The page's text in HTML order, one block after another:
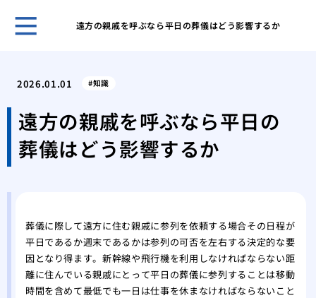
遠方の親戚を呼ぶなら平日の葬儀はどう影響するか
し
病
選び
世
特異
2026.01.01 知識
遠方の親戚を呼ぶなら平日の
葬儀はどう影響するか
葬儀に際して遠方に住む親戚に参列を依頼する場合その日程が
平日であるか週末であるかは参列の可否を左右する決定的な要
因となり得ます。新幹線や飛行機を利用しなければならない距
離に住んでいる親戚にとって平日の葬儀に参列することは移動
時間を含めて最低でも一日は仕事を休まなければならないこと